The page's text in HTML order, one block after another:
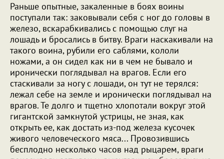
Раньше опытные, закаленные в боях воины
поступали так: заковывали себя с ног до головы в
железо, вскарабкивались с помощью слуг на
лошадь и бросались в битву. Враги наскакивали на
такого воина, рубили его саблями, кололи
ножами, а он сидел как ни в чем не бывало и
иронически поглядывал на врагов. Если его
стаскивали за ногу с лошади, он тут не терялся:
лежал себе на земле и иронически поглядывал на
врагов. Те долго и тщетно хлопотали вокруг этой
гигантской замкнутой устрицы, не зная, как
открыть ее, как достать из-под железа кусочек
живого человеческого мяса... Провозившись
бесплодно несколько часов над рыцарем, враги